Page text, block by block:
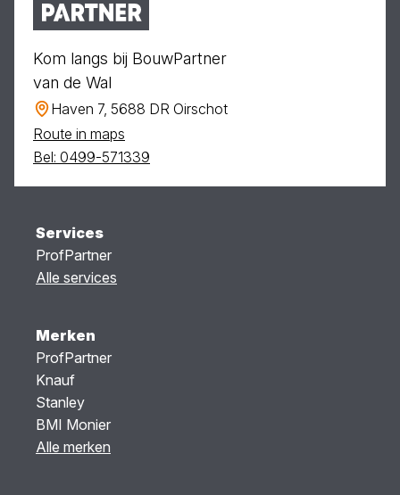
Kom langs bij BouwPartner
van de Wal
Haven 7, 5688 DR Oirschot
Route in maps
Bel: 0499-571339
Services
ProfPartner
Alle services
Merken
ProfPartner
Knauf
Stanley
BMI Monier
Alle merken